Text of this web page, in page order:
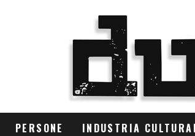
PERSONE INDUSTRIA